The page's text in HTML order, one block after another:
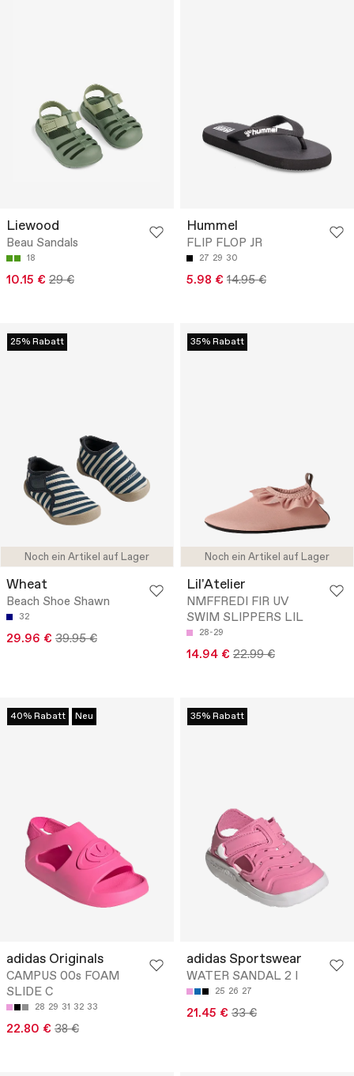
Liewood
Beau Sandals
18
10.15 € 29 €
Hummel
FLIP FLOP JR
27 29 30
5.98 € 14.95 €
Noch ein Artikel auf Lager
25% Rabatt
Wheat
Beach Shoe Shawn
32
29.96 € 39.95 €
Noch ein Artikel auf Lager
35% Rabatt
Lil'Atelier
NMFFREDI FIR UV
SWIM SLIPPERS LIL
28-29
14.94 € 22.99 €
40% Rabatt Neu
adidas Originals
CAMPUS 00s FOAM
SLIDE C
28 29 31 32 33
22.80 € 38 €
35% Rabatt
adidas Sportswear
WATER SANDAL 2 I
25 26 27
21.45 € 33 €